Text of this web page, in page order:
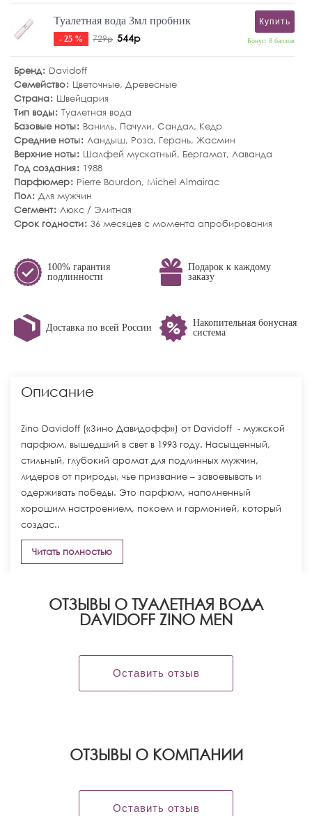
Туалетная вода 3мл пробник
- 25 % 729р 544р
Купить
Бонус: 8 баллов
Бренд
Davidoff
Семейство
Цветочные, Древесные
Страна
Швейцария
Тип воды Туалетная вода
Базовые ноты
Ваниль, Пачули, Сандал, Кедр
Средние ноты Ландыш, Роза, Герань, Жасмин
Верхние ноты
Шалфей мускатный, Бергамот, Лаванда
Год создания
1988
Парфюмер
Pierre Bourdon, Michel Almairac
Пол Для мужчин
Сегмент Люкс / Элитная
Срок годности 36 месяцев с момента апробирования
100% гарантия
подлинности
Подарок к каждому
заказу
Доставка по всей России
Накопительная бонусная
система
Описание
Zino Davidoff («Зино Давидофф») от Davidoff - мужской
парфюм, вышедший в свет в 1993 году. Насыщенный,
стильный, глубокий аромат для подлинных мужчин,
лидеров от природы, чье призвание – завоевывать и
одерживать победы. Это парфюм, наполненный
хорошим настроением, покоем и гармонией, который
создас..
Читать полностью
ОТЗЫВЫ О ТУАЛЕТНАЯ ВОДА
DAVIDOFF ZINO MEN
Оставить отзыв
OТЗЫВЫ О КОМПАНИИ
Оставить отзыв